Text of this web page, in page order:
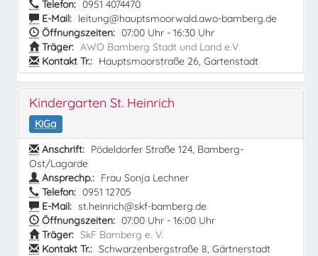
Telefon: 0951 4074470
E-Mail: leitung@hauptsmoorwald.awo-bamberg.de
Öffnungszeiten: 07:00 Uhr - 16:30 Uhr
Träger: AWO Bamberg Stadt und Land e.V.
Kontakt Tr.: Hauptsmoorstraße 26, Gartenstadt
Kindergarten St. Heinrich
KiGa
Anschrift: Pödeldorfer Straße 124, Bamberg-
Ost/Lagarde
Ansprechp.: Frau Sonja Lechner
Telefon: 0951 12705
E-Mail: st.heinrich@skf-bamberg.de
Öffnungszeiten: 07:00 Uhr - 16:00 Uhr
Träger: SkF Bamberg e. V.
Kontakt Tr.: Schwarzenbergstraße 8, Gärtnerstadt